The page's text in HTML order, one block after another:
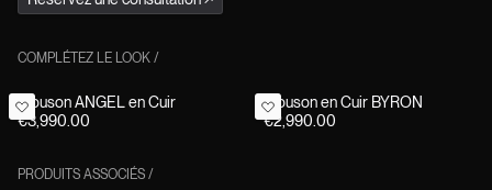
COMPLÉTEZ LE LOOK /
Blouson ANGEL en Cuir
€3,990.00
Blouson en Cuir BYRON
€2,990.00
PRODUITS ASSOCIÉS /